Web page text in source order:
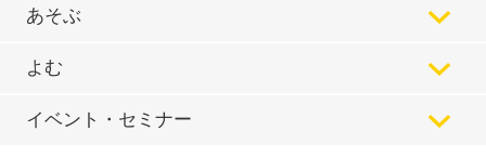
あそぶ
よむ
イベント・セミナー